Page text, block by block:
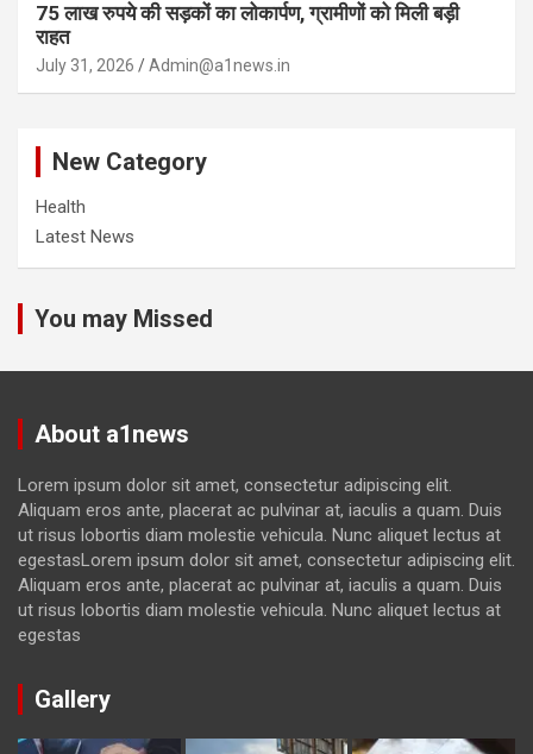
75 लाख रुपये की सड़कों का लोकार्पण, ग्रामीणों को मिली बड़ी
राहत
July 31, 2026 Admin@a1news.in
New Category
Health
Latest News
You may Missed
About a1news
Lorem ipsum dolor sit amet, consectetur adipiscing elit.
Aliquam eros ante, placerat ac pulvinar at, iaculis a quam. Duis
ut risus lobortis diam molestie vehicula. Nunc aliquet lectus at
egestasLorem ipsum dolor sit amet, consectetur adipiscing elit.
Aliquam eros ante, placerat ac pulvinar at, iaculis a quam. Duis
ut risus lobortis diam molestie vehicula. Nunc aliquet lectus at
egestas
Gallery